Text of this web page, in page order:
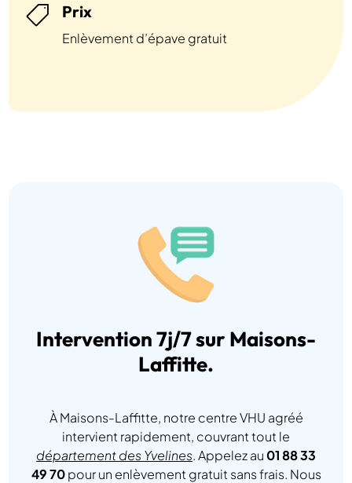
 Prix
Enlèvement d’épave gratuit
Intervention 7j/7 sur Maisons-
Laffitte.
À Maisons-Laffitte, notre centre VHU agréé
intervient rapidement, couvrant tout le
département des Yvelines. Appelez au 01 88 33
49 70pour un enlèvement gratuit sans frais. Nous